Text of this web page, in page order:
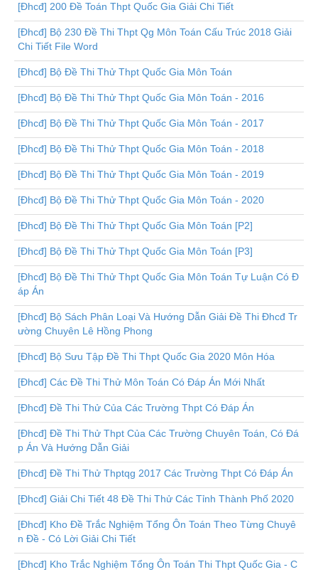
[Đhcđ] 200 Đề Toán Thpt Quốc Gia Giải Chi Tiết
[Đhcđ] Bộ 230 Đề Thi Thpt Qg Môn Toán Cấu Trúc 2018 Giải
Chi Tiết File Word
[Đhcđ] Bộ Đề Thi Thử Thpt Quốc Gia Môn Toán
[Đhcđ] Bộ Đề Thi Thử Thpt Quốc Gia Môn Toán - 2016
[Đhcđ] Bộ Đề Thi Thử Thpt Quốc Gia Môn Toán - 2017
[Đhcđ] Bộ Đề Thi Thử Thpt Quốc Gia Môn Toán - 2018
[Đhcđ] Bộ Đề Thi Thử Thpt Quốc Gia Môn Toán - 2019
[Đhcđ] Bộ Đề Thi Thử Thpt Quốc Gia Môn Toán - 2020
[Đhcđ] Bộ Đề Thi Thử Thpt Quốc Gia Môn Toán [P2]
[Đhcđ] Bộ Đề Thi Thử Thpt Quốc Gia Môn Toán [P3]
[Đhcđ] Bộ Đề Thi Thử Thpt Quốc Gia Môn Toán Tự Luận Có Đ
áp Án
[Đhcđ] Bộ Sách Phân Loại Và Hướng Dẫn Giải Đề Thi Đhcđ Tr
ường Chuyên Lê Hồng Phong
[Đhcđ] Bộ Sưu Tập Đề Thi Thpt Quốc Gia 2020 Môn Hóa
[Đhcđ] Các Đề Thi Thử Môn Toán Có Đáp Án Mới Nhất
[Đhcđ] Đề Thi Thử Của Các Trường Thpt Có Đáp Án
[Đhcđ] Đề Thi Thử Thpt Của Các Trường Chuyên Toán, Có Đá
p Án Và Hướng Dẫn Giải
[Đhcđ] Đề Thi Thử Thptqg 2017 Các Trường Thpt Có Đáp Án
[Đhcđ] Giải Chi Tiết 48 Đề Thi Thử Các Tỉnh Thành Phố 2020
[Đhcđ] Kho Đề Trắc Nghiệm Tổng Ôn Toán Theo Từng Chuyê
n Đề - Có Lời Giải Chi Tiết
[Đhcđ] Kho Trắc Nghiệm Tổng Ôn Toán Thi Thpt Quốc Gia - C